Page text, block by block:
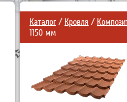
Каталог / Кровля /
1150 мм